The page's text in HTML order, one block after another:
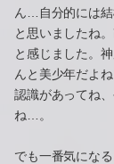
ん…自分的には
と思いましたね
と感じました。
んと美少年だよ
認識があってね
ね…。
でも一番気にな